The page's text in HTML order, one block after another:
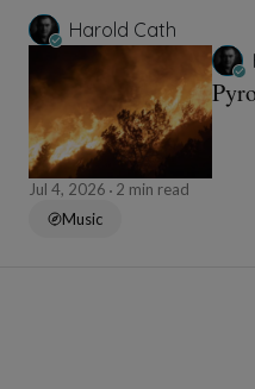
Harold Cath
Jul 4, 2026
2 min read
Music